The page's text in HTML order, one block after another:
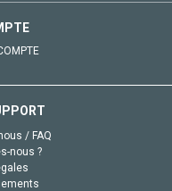
/ FAQ
nous ?